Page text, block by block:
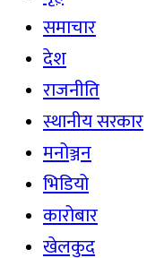
समाचार
देश
राजनीति
स्थानीय सरकार
मनोञ्जन
भिडियो
कारोबार
खेलकुद